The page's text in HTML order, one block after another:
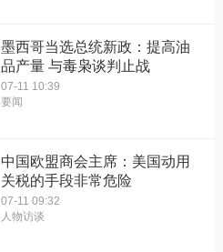
墨西哥当选总统新政：提高油
品产量 与毒枭谈判止战
07-11 10:39
要闻
中国欧盟商会主席：美国动用
关税的手段非常危险
07-11 09:32
人物访谈